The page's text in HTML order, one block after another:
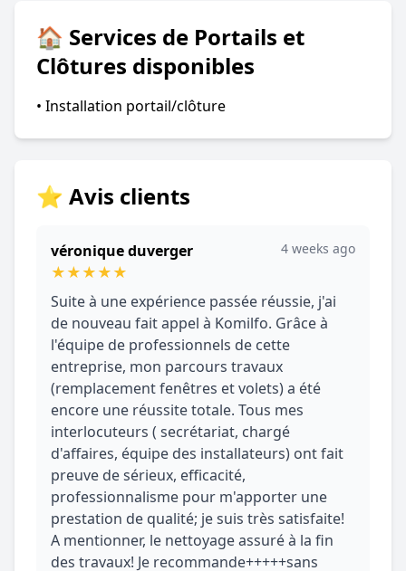
🏠 Services de Portails et
Clôtures disponibles
• Installation portail/clôture
⭐ Avis clients
véronique duverger
★★★★★
4 weeks ago
Suite à une expérience passée réussie, j'ai
de nouveau fait appel à Komilfo. Grâce à
l'équipe de professionnels de cette
entreprise, mon parcours travaux
(remplacement fenêtres et volets) a été
encore une réussite totale. Tous mes
interlocuteurs ( secrétariat, chargé
d'affaires, équipe des installateurs) ont fait
preuve de sérieux, efficacité,
professionnalisme pour m'apporter une
prestation de qualité; je suis très satisfaite!
A mentionner, le nettoyage assuré à la fin
des travaux! Je recommande+++++sans